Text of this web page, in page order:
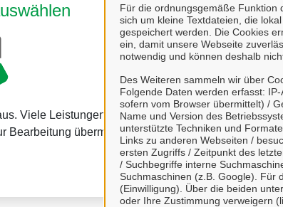
Für die ordnungsgemäße Funktion
sich um kleine Textdateien, die
gespeichert werden. Die Cookies
ein, damit unsere Webseite
notwendig und können deshalb
Des Weiteren sammeln wir über
Folgende Daten werden erfasst:
sofern vom Browser übermittelt) /
Name und Version des
unterstützte Techniken und
Links zu anderen Webseiten /
ersten Zugriffs / Zeitpunkt des
/ Suchbegriffe interne
Suchmaschinen (z.B. Google). Für
(Einwilligung). Über die beiden
oder Ihre Zustimmung verweigern
Viele Leistungen können
Bearbeitung übermitteln.
4.
Viele
Dort